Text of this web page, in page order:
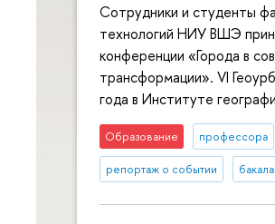
Сотрудники и студенты
технологий НИУ ВШЭ
конференции «Города в
трансформации». VI
года в Институте
Образование профессора
репортаж о событии